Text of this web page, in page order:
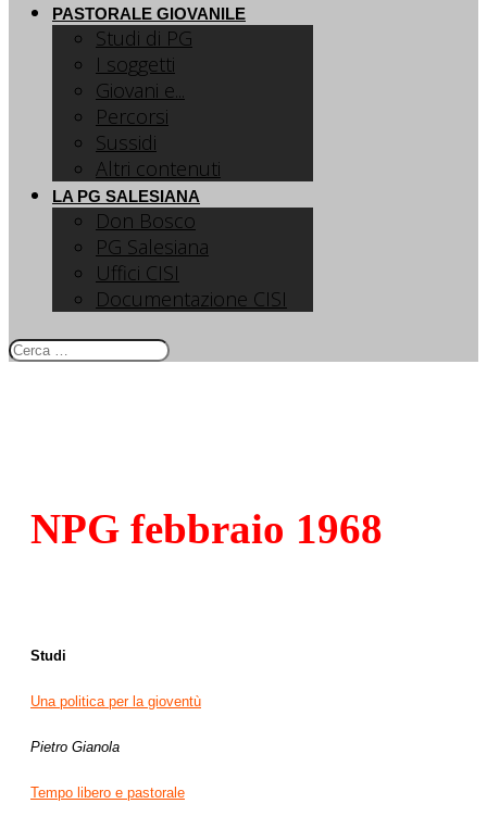
PASTORALE GIOVANILE
Studi di PG
I soggetti
Giovani e...
Percorsi
Sussidi
Altri contenuti
LA PG SALESIANA
Don Bosco
PG Salesiana
Uffici CISI
Documentazione CISI
NPG febbraio 1968
Studi
Una politica per la gioventù
Pietro Gianola
Tempo libero e pastorale